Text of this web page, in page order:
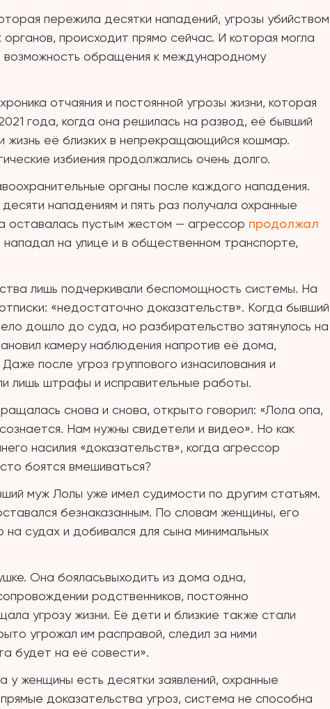
пережила десятки нападений, угрозы убийством
происходит прямо сейчас. И которая могла
возможность обращения к международному
отчаяния и постоянной угрозы жизни, которая
года, когда она решилась на развод, её бывший
жизнь её близких в непрекращающийся кошмар.
избиения продолжались очень долго.
органы после каждого нападения.
нападениям и пять раз получала охранные
пустым жестом — агрессор продолжал
на улице и в общественном транспорте,
лишь подчеркивали беспомощность системы. На
«недостаточно доказательств». Когда бывший
дошло до суда, но разбирательство затянулось на
камеру наблюдения напротив её дома,
после угроз группового изнасилования и
лишь штрафы и исправительные работы.
снова и снова, открыто говорил: «Лола опа,
Нам нужны свидетели и видео». Но как
насилия «доказательств», когда агрессор
боятся вмешиваться?
муж Лолы уже имел судимости по другим статьям.
безнаказанным. По словам женщины, его
судах и добивался для сына минимальных
Она бояласьвыходить из дома одна,
родственников, постоянно
угрозу жизни. Её дети и близкие также стали
угрожал им расправой, следил за ними
будет на её совести».
у женщины есть десятки заявлений, охранные
доказательства угроз, система не способна